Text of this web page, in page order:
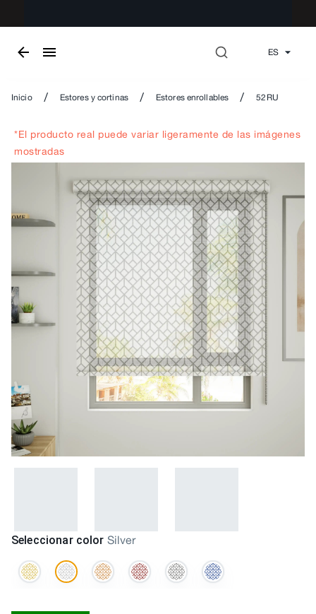
ES
Inicio / Estores y cortinas / Estores enrollables / 52RU
*El producto real puede variar ligeramente de las imágenes
mostradas
Seleccionar color Silver